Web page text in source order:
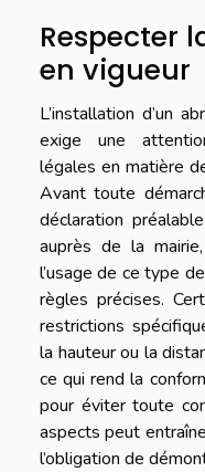
Respecter
en vigueur
L’installation d’un
exige une
légales en matière
Avant toute
déclaration
auprès de la
l’usage de ce type
règles précises.
restrictions
la hauteur ou la
ce qui rend la
pour éviter toute
aspects peut
l’obligation de